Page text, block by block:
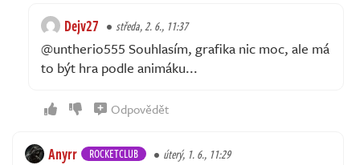
Dejv27 středa, 2. 6., 11:37
@untherio555 Souhlasím, grafika nic moc, ale má
to být hra podle animáku...
Odpovědět
Anyrr ROCKETCLUB úterý, 1. 6., 11:29